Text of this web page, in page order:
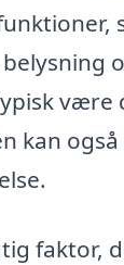
være
kan
faktor,